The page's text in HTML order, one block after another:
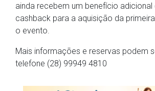
ainda recebem um benefício adicional
cashback para a aquisição da
o evento.
Mais informações e reservas podem
telefone (28) 99949 4810